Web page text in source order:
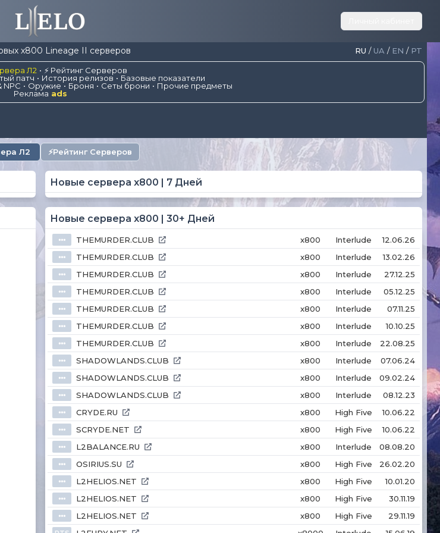
x800 Lineage II серверов RU / UA / EN / PT
Л2
⚡ Рейтинг Серверов
патч История релизов
Базовые показатели
Оружие Броня Сеты брони
Прочие предметы
Реклама ads
Л2 ⚡Рейтинг Серверов
Новые сервера x800 | 7 Дней
Новые сервера x800 | 30+ Дней
⦁⦁⦁ THEMURDER.CLUB x800 Interlude 12.06.26
⦁⦁⦁ THEMURDER.CLUB x800 Interlude 13.02.26
⦁⦁⦁ THEMURDER.CLUB x800 Interlude 27.12.25
⦁⦁⦁ THEMURDER.CLUB x800 Interlude 05.12.25
⦁⦁⦁ THEMURDER.CLUB x800 Interlude 07.11.25
⦁⦁⦁ THEMURDER.CLUB x800 Interlude 10.10.25
⦁⦁⦁ THEMURDER.CLUB x800 Interlude 22.08.25
⦁⦁⦁ SHADOWLANDS.CLUB x800 Interlude 07.06.24
⦁⦁⦁ SHADOWLANDS.CLUB x800 Interlude 09.02.24
⦁⦁⦁ SHADOWLANDS.CLUB x800 Interlude 08.12.23
⦁⦁⦁ CRYDE.RU x800 High Five 10.06.22
⦁⦁⦁ SCRYDE.NET x800 High Five 10.06.22
⦁⦁⦁ L2BALANCE.RU x800 Interlude 08.08.20
⦁⦁⦁ OSIRIUS.SU x800 High Five 26.02.20
⦁⦁⦁ L2HELIOS.NET x800 High Five 10.01.20
⦁⦁⦁ L2HELIOS.NET x800 High Five 30.11.19
⦁⦁⦁ L2HELIOS.NET x800 High Five 29.11.19